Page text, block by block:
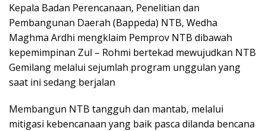
Kepala Badan Perencanaan, Penelitian dan
Pembangunan Daerah (Bappeda) NTB, Wedha
Maghma Ardhi mengklaim Pemprov NTB dibawah
kepemimpinan Zul – Rohmi bertekad mewujudkan NTB
Gemilang melalui sejumlah program unggulan yang
saat ini sedang berjalan
Membangun NTB tangguh dan mantab, melalui
mitigasi kebencanaan yang baik pasca dilanda bencana